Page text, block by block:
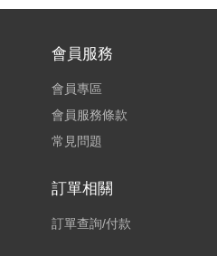
會員服務
會員專區
會員服務條款
常見問題
訂單相關
訂單查詢/付款